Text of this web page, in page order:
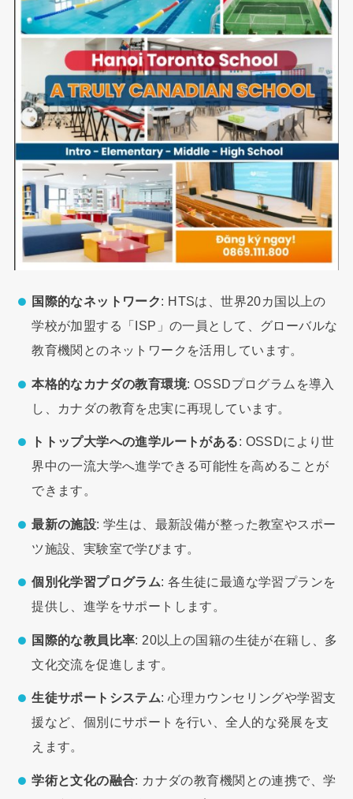
国際的なネットワーク: HTSは、世界20カ国以上の
学校が加盟する「ISP」の一員として、グローバルな
教育機関とのネットワークを活用しています。
本格的なカナダの教育環境: OSSDプログラムを導入
し、カナダの教育を忠実に再現しています。
トトップ大学への進学ルートがある: OSSDにより世
界中の一流大学へ進学できる可能性を高めることが
できます。
最新の施設: 学生は、最新設備が整った教室やスポー
ツ施設、実験室で学びます。
個別化学習プログラム: 各生徒に最適な学習プランを
提供し、進学をサポートします。
国際的な教員比率: 20以上の国籍の生徒が在籍し、多
文化交流を促進します。
生徒サポートシステム: 心理カウンセリングや学習支
援など、個別にサポートを行い、全人的な発展を支
えます。
学術と文化の融合: カナダの教育機関との連携で、学